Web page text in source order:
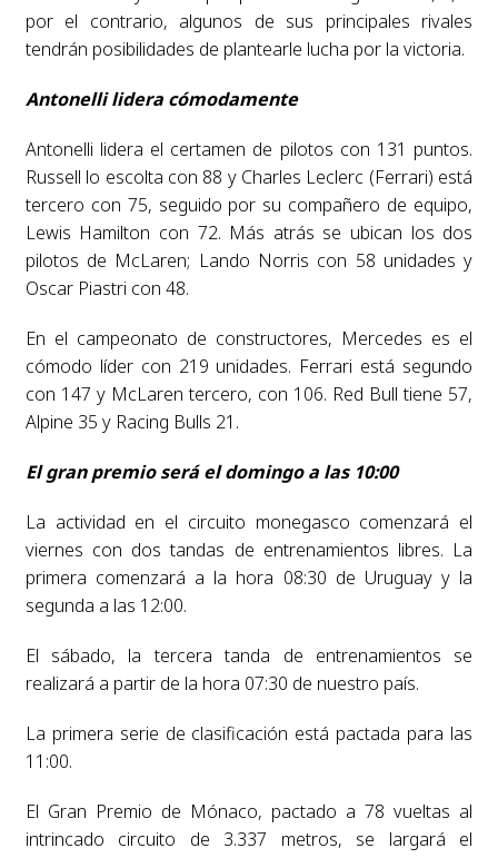
por el contrario, algunos de sus principales rivales
tendrán posibilidades de plantearle lucha por la victoria.
Antonelli lidera cómodamente
Antonelli lidera el certamen de pilotos con 131 puntos.
Russell lo escolta con 88 y Charles Leclerc (Ferrari) está
tercero con 75, seguido por su compañero de equipo,
Lewis Hamilton con 72. Más atrás se ubican los dos
pilotos de McLaren; Lando Norris con 58 unidades y
Oscar Piastri con 48.
En el campeonato de constructores, Mercedes es el
cómodo líder con 219 unidades. Ferrari está segundo
con 147 y McLaren tercero, con 106. Red Bull tiene 57,
Alpine 35 y Racing Bulls 21.
El gran premio será el domingo a las 10:00
La actividad en el circuito monegasco comenzará el
viernes con dos tandas de entrenamientos libres. La
primera comenzará a la hora 08:30 de Uruguay y la
segunda a las 12:00.
El sábado, la tercera tanda de entrenamientos se
realizará a partir de la hora 07:30 de nuestro país.
La primera serie de clasificación está pactada para las
11:00.
El Gran Premio de Mónaco, pactado a 78 vueltas al
intrincado circuito de 3.337 metros, se largará el